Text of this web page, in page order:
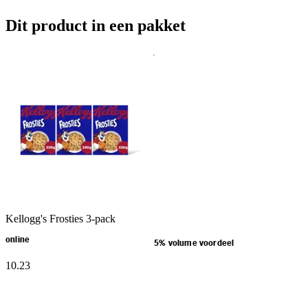
Dit product in een pakket
Kellogg's Frosties 3-pack
online 5% volume voordeel
10.23